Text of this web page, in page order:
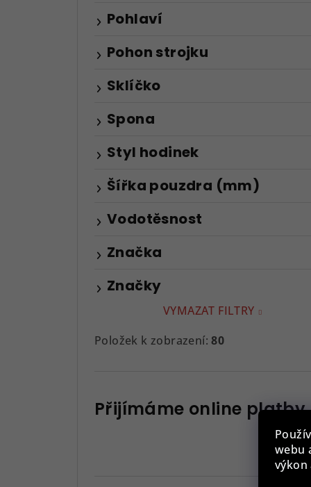
webu
výkon
Značky
Pohlaví
Pohon strojku
Sklíčko
Spona
Styl hodinek
Šířka pouzdra (mm)
Vodotěsnost
Značka
VYMAZAT FILTRY
Položek k zobrazení:80
Přijímáme online platby